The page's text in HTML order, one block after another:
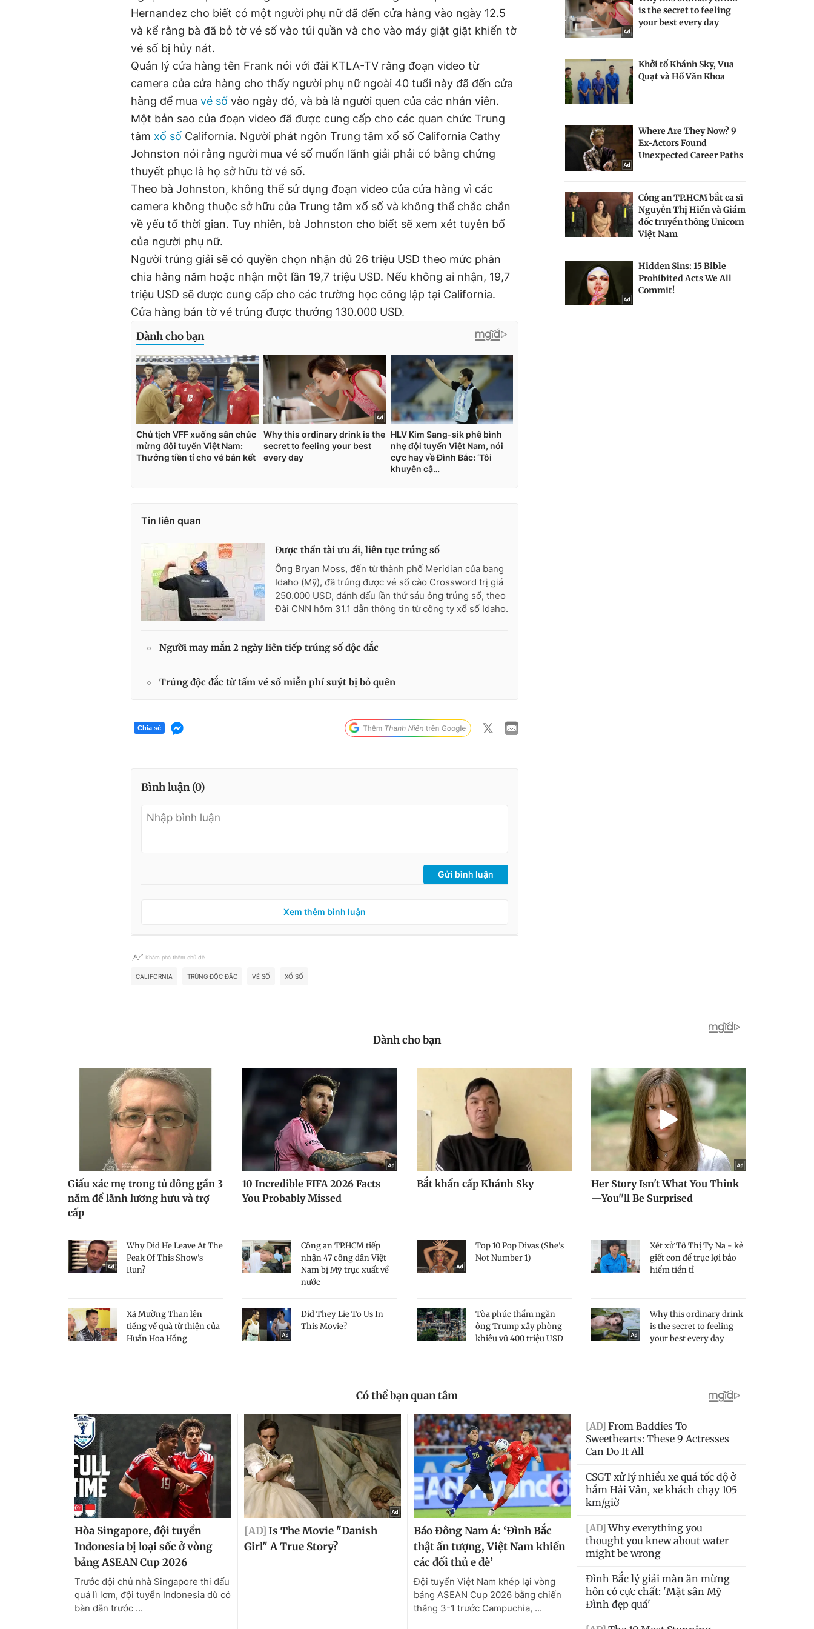
Hernandez cho biết có một người phụ nữ đã đến cửa hàng vào ngày 12.5
và kể rằng bà đã bỏ tờ vé số vào túi quần và cho vào máy giặt giặt khiến tờ
vé số bị hủy nát.
Quản lý cửa hàng tên Frank nói với đài KTLA-TV rằng đoạn video từ
camera của cửa hàng cho thấy người phụ nữ ngoài 40 tuổi này đã đến cửa
hàng để mua vé số vào ngày đó, và bà là người quen của các nhân viên.
Một bản sao của đoạn video đã được cung cấp cho các quan chức Trung
tâm xổ số California. Người phát ngôn Trung tâm xổ số California Cathy
Johnston nói rằng người mua vé số muốn lãnh giải phải có bằng chứng
thuyết phục là họ sở hữu tờ vé số.
Theo bà Johnston, không thể sử dụng đoạn video của cửa hàng vì các
camera không thuộc sở hữu của Trung tâm xổ số và không thể chắc chắn
về yếu tố thời gian. Tuy nhiên, bà Johnston cho biết sẽ xem xét tuyên bố
của người phụ nữ.
Người trúng giải sẽ có quyền chọn nhận đủ 26 triệu USD theo mức phân
chia hằng năm hoặc nhận một lần 19,7 triệu USD. Nếu không ai nhận, 19,7
triệu USD sẽ được cung cấp cho các trường học công lập tại California.
Cửa hàng bán tờ vé trúng được thưởng 130.000 USD.
Tin liên quan
Được thần tài ưu ái, liên tục trúng số
Ông Bryan Moss, đến từ thành phố Meridian của bang
Idaho (Mỹ), đã trúng được vé số cào Crossword trị giá
250.000 USD, đánh dấu lần thứ sáu ông trúng số, theo
Đài CNN hôm 31.1 dẫn thông tin từ công ty xổ số Idaho.
Người may mắn 2 ngày liên tiếp trúng số độc đắc
Trúng độc đắc từ tấm vé số miễn phí suýt bị bỏ quên
Chia sẻ
Bình luận (0)
Gửi bình luận
Xem thêm bình luận
Khám phá thêm chủ đề
CALIFORNIA TRÚNG ĐỘC ĐẮC VÉ SỐ XỔ SỐ